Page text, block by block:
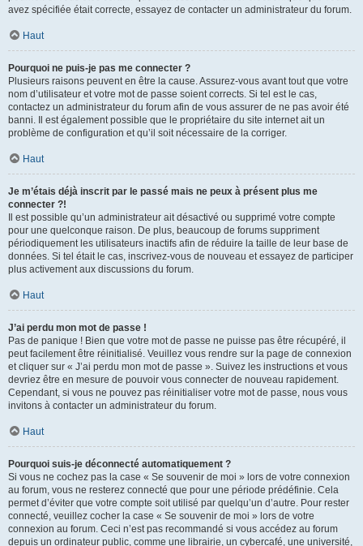
avez spécifiée était correcte, essayez de contacter un administrateur du forum.
Haut
Pourquoi ne puis-je pas me connecter ?
Plusieurs raisons peuvent en être la cause. Assurez-vous avant tout que votre
nom d’utilisateur et votre mot de passe soient corrects. Si tel est le cas,
contactez un administrateur du forum afin de vous assurer de ne pas avoir été
banni. Il est également possible que le propriétaire du site internet ait un
problème de configuration et qu’il soit nécessaire de la corriger.
Haut
Je m’étais déjà inscrit par le passé mais ne peux à présent plus me
connecter ?!
Il est possible qu’un administrateur ait désactivé ou supprimé votre compte
pour une quelconque raison. De plus, beaucoup de forums suppriment
périodiquement les utilisateurs inactifs afin de réduire la taille de leur base de
données. Si tel était le cas, inscrivez-vous de nouveau et essayez de participer
plus activement aux discussions du forum.
Haut
J’ai perdu mon mot de passe !
Pas de panique ! Bien que votre mot de passe ne puisse pas être récupéré, il
peut facilement être réinitialisé. Veuillez vous rendre sur la page de connexion
et cliquer sur « J’ai perdu mon mot de passe ». Suivez les instructions et vous
devriez être en mesure de pouvoir vous connecter de nouveau rapidement.
Cependant, si vous ne pouvez pas réinitialiser votre mot de passe, nous vous
invitons à contacter un administrateur du forum.
Haut
Pourquoi suis-je déconnecté automatiquement ?
Si vous ne cochez pas la case « Se souvenir de moi » lors de votre connexion
au forum, vous ne resterez connecté que pour une période prédéfinie. Cela
permet d’éviter que votre compte soit utilisé par quelqu’un d’autre. Pour rester
connecté, veuillez cocher la case « Se souvenir de moi » lors de votre
connexion au forum. Ceci n’est pas recommandé si vous accédez au forum
depuis un ordinateur public, comme une librairie, un cybercafé, une université,